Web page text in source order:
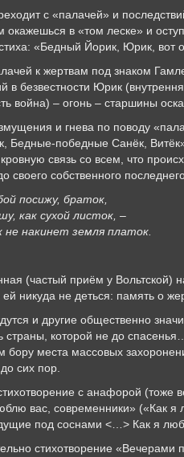
с «палачей» и
окажешься в «том леске» и
«Бедный Йорик, Юрик,
к жертвам под знаком
в безвестности Юрик
война) – огонь – старшины
и гнева по поводу
Бедные-победные Санёк,
связь со всем, что
своего собственного
посижу, браток,
как сухой листок, –
накинет земля платок.
(частый приём у Вольтской)
ей никуда не деться: память о
и другие общественно
страны, которой не до
места массовых
сих пор.
с анафорой (тоже
вас, современники»
под соснами <…> Как я
стихотворение